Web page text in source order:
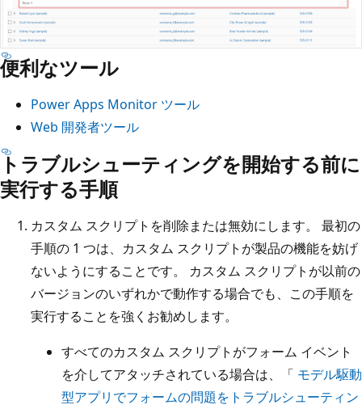
便利なツール
Power Apps Monitor ツール
Web 開発者ツール
トラブルシューティングを開始する前に
実行する手順
カスタム スクリプトを削除または無効にします。 最初の
手順の 1 つは、カスタム スクリプトが製品の機能を妨げ
ないようにすることです。 カスタム スクリプトが以前の
バージョンのいずれかで動作する場合でも、この手順を
実行することを強くお勧めします。
すべてのカスタム スクリプトがフォーム イベント
を介してアタッチされている場合は、「 モデル駆動
型アプリでフォームの問題をトラブルシューティン